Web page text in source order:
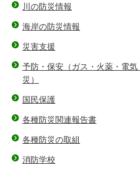
川の防災情報
海岸の防災情報
災害支援
予防・保安（ガス・火薬・電
災）
国民保護
各種防災関連報告書
各種防災の取組
消防学校